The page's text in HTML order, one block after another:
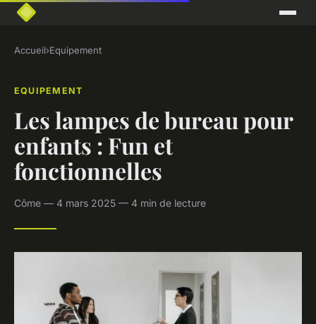
Accueil›Equipement
EQUIPEMENT
Les lampes de bureau pour
enfants : Fun et
fonctionnelles
Côme — 4 mars 2025 — 4 min de lecture